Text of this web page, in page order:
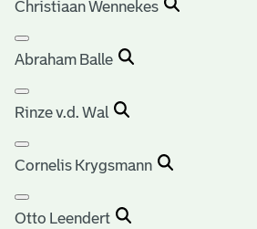
Christiaan Wennekes
Abraham Balle
Rinze v.d. Wal
Cornelis Krygsmann
Otto Leendert